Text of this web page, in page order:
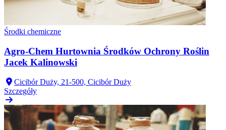
Środki chemiczne
Agro-Chem Hurtownia Środków Ochrony Roślin
Jacek Kalinowski
Cicibór Duży, 21-500, Cicibór Duży
Szczegóły